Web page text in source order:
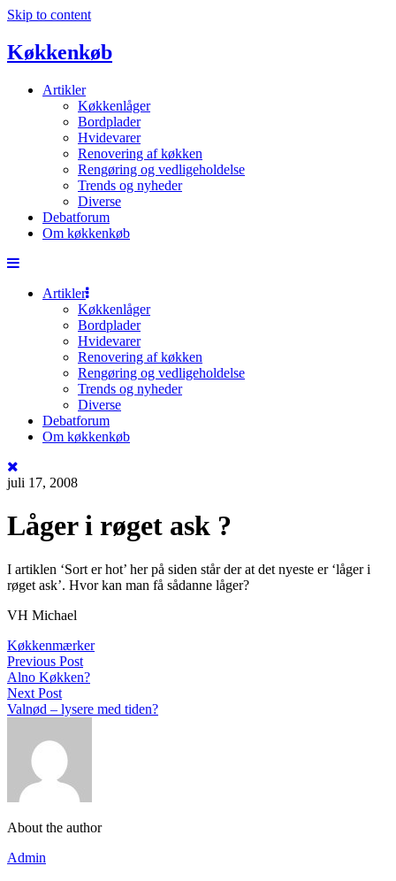
Skip to content
Køkkenkøb
Artikler
Køkkenlåger
Bordplader
Hvidevarer
Renovering af køkken
Rengøring og vedligeholdelse
Trends og nyheder
Diverse
Debatforum
Om køkkenkøb
Artikler
Køkkenlåger
Bordplader
Hvidevarer
Renovering af køkken
Rengøring og vedligeholdelse
Trends og nyheder
Diverse
Debatforum
Om køkkenkøb
juli 17, 2008
Låger i røget ask ?
I artiklen ‘Sort er hot’ her på siden står der at det nyeste er ‘låger i
røget ask’. Hvor kan man få sådanne låger?
VH Michael
Køkkenmærker
Previous Post
Alno Køkken?
Next Post
Valnød – lysere med tiden?
About the author
Admin